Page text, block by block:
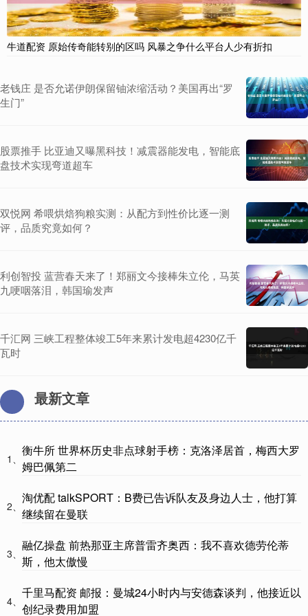
牛道配资 原始传奇能转别的区吗 风暴之争什么平台人少有折扣
老钱庄 是否允诺伊朗保留铀浓缩活动？美国再出“罗
生门”
股票推手 比亚迪又曝黑科技！减震器能发电，智能底
盘技术实现弯道超车
双悦网 希喂烘焙狗粮实测：从配方到性价比逐一测
评，品质究竟如何？
利创智投 蓝营春天来了！郑丽文今接棒朱立伦，马英
九哽咽落泪，韩国瑜发声
千汇网 三峡工程整体竣工5年来累计发电超4230亿千
瓦时
最新文章
1、
衡牛所 世界杯历史非点球射手榜：克洛泽居首，梅西大罗
姆巴佩第二
2、
淘优配 talkSPORT：B费已告诉队友及身边人士，他打算
继续留在曼联
3、
融亿操盘 前热那亚主席普雷齐奥西：我不喜欢德劳伦蒂
斯，他太傲慢
4、
千里马配资 邮报：曼城24小时内与安德森谈判，他接近以
创纪录费用加盟